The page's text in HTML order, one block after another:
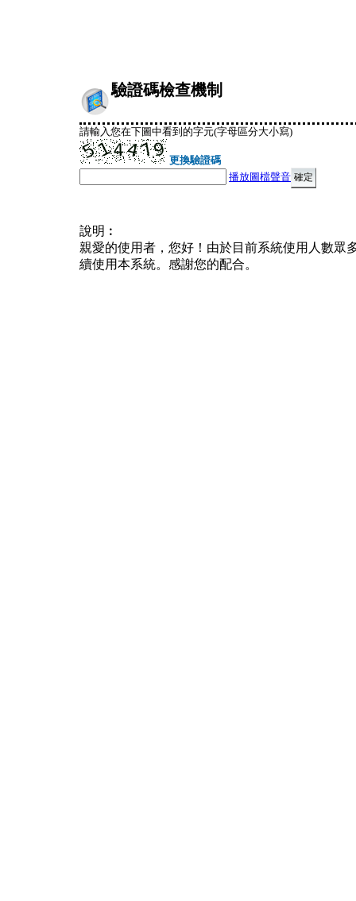
驗證碼檢查機制
請輸入您在下圖中看到的字元(字母區分大小寫)
更換驗證碼
播放圖檔聲音
說明︰
親愛的使用者，您好！由於目前系統使用人數眾
續使用本系統。感謝您的配合。